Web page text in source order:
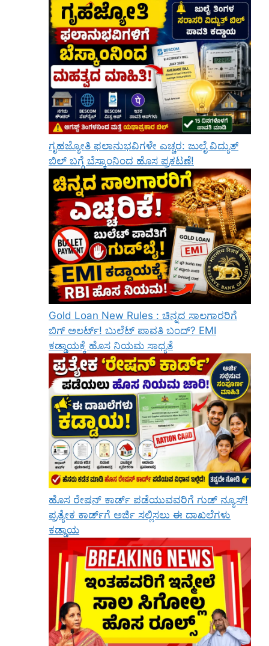
ಗೃಹಜ್ಯೋತಿ ಫಲಾನುಭವಿಗಳೇ ಎಚ್ಚರ: ಜುಲೈ ವಿದ್ಯುತ್
ಬಿಲ್ ಬಗ್ಗೆ ಬೆಸ್ಕಾಂನಿಂದ ಹೊಸ ಪ್ರಕಟಣೆ!
Gold Loan New Rules : ಚಿನ್ನದ ಸಾಲಗಾರರಿಗೆ
ಬಿಗ್ ಅಲರ್ಟ್! ಬುಲೆಟ್ ಪಾವತಿ ಬಂದ್? EMI
ಕಡ್ಡಾಯಕ್ಕೆ ಹೊಸ ನಿಯಮ ಸಾಧ್ಯತೆ
ಹೊಸ ರೇಷನ್ ಕಾರ್ಡ್ ಪಡೆಯುವವರಿಗೆ ಗುಡ್ ನ್ಯೂಸ್!
ಪ್ರತ್ಯೇಕ ಕಾರ್ಡ್‌ಗೆ ಅರ್ಜಿ ಸಲ್ಲಿಸಲು ಈ ದಾಖಲೆಗಳು
ಕಡ್ಡಾಯ